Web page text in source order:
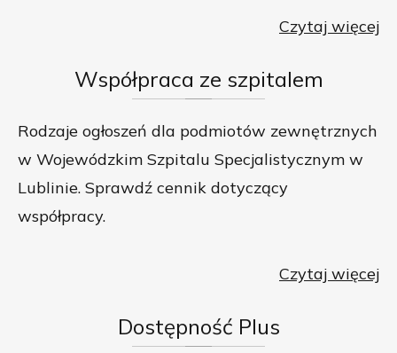
Czytaj więcej
Współpraca ze szpitalem
Rodzaje ogłoszeń dla podmiotów zewnętrznych
w Wojewódzkim Szpitalu Specjalistycznym w
Lublinie. Sprawdź cennik dotyczący
współpracy.
Czytaj więcej
Dostępność Plus